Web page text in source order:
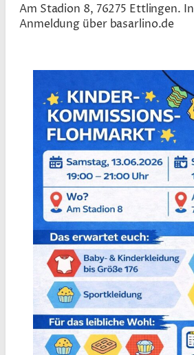
Am Stadion 8, 76275 Ettlingen.
Anmeldung über basarlino.de